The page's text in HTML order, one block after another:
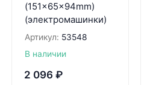
(151x65x94mm)
(электромaшинки)
Артикул: 53548
В наличии
2 096 ₽